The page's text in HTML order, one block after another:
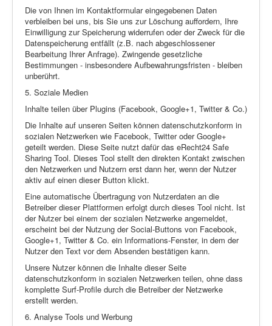
Die von Ihnen im Kontaktformular eingegebenen Daten
verbleiben bei uns, bis Sie uns zur Löschung auffordern, Ihre
Einwilligung zur Speicherung widerrufen oder der Zweck für die
Datenspeicherung entfällt (z.B. nach abgeschlossener
Bearbeitung Ihrer Anfrage). Zwingende gesetzliche
Bestimmungen - insbesondere Aufbewahrungsfristen - bleiben
unberührt.
5. Soziale Medien
Inhalte teilen über Plugins (Facebook, Google+1, Twitter & Co.)
Die Inhalte auf unseren Seiten können datenschutzkonform in
sozialen Netzwerken wie Facebook, Twitter oder Google+
geteilt werden. Diese Seite nutzt dafür das eRecht24 Safe
Sharing Tool. Dieses Tool stellt den direkten Kontakt zwischen
den Netzwerken und Nutzern erst dann her, wenn der Nutzer
aktiv auf einen dieser Button klickt.
Eine automatische Übertragung von Nutzerdaten an die
Betreiber dieser Plattformen erfolgt durch dieses Tool nicht. Ist
der Nutzer bei einem der sozialen Netzwerke angemeldet,
erscheint bei der Nutzung der Social-Buttons von Facebook,
Google+1, Twitter & Co. ein Informations-Fenster, in dem der
Nutzer den Text vor dem Absenden bestätigen kann.
Unsere Nutzer können die Inhalte dieser Seite
datenschutzkonform in sozialen Netzwerken teilen, ohne dass
komplette Surf-Profile durch die Betreiber der Netzwerke
erstellt werden.
6. Analyse Tools und Werbung